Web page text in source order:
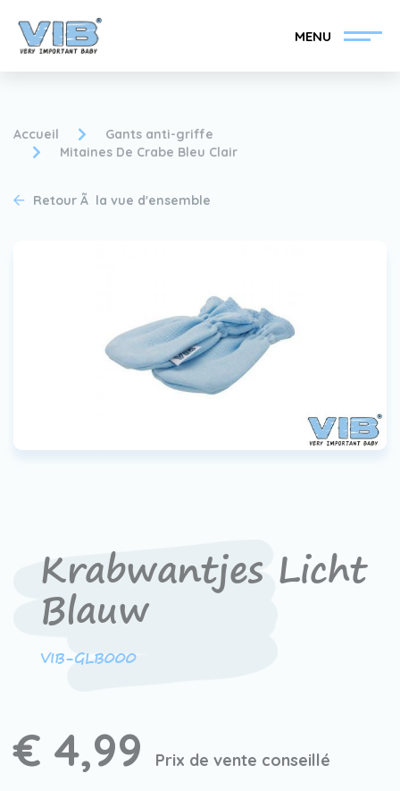
MENU
Devenir un revendeur
Trouvez votre
revendeur VIB®
Accueil
Gants anti-griffe
Mitaines De Crabe Bleu Clair
Retour Ã la vue d'ensemble
Krabwantjes Licht
Blauw
VIB-GLB000
€ 4,99 Prix de vente conseillé